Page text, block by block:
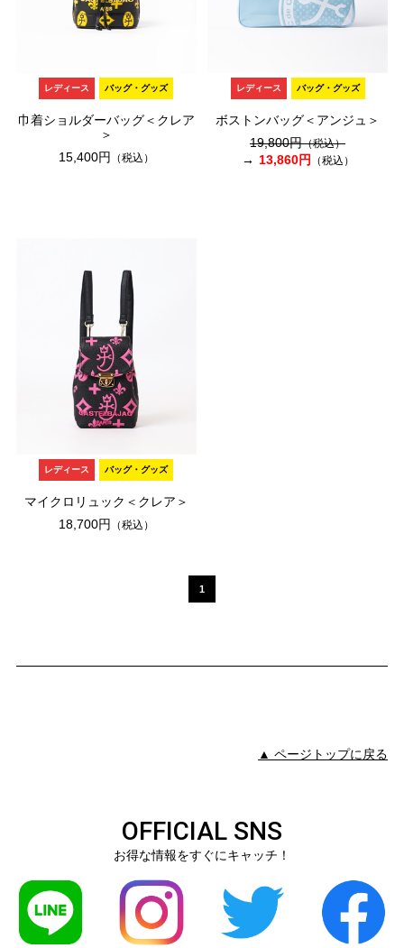
レディース バッグ・グッズ
巾着ショルダーバッグ＜クレア
＞
15,400円
（税込）
レディース バッグ・グッズ
ボストンバッグ＜アンジュ＞
19,800円（税込）
13,860円 （税込）
レディース バッグ・グッズ
マイクロリュック＜クレア＞
18,700円
（税込）
1
▲ ページトップに戻る
OFFICIAL SNS
お得な情報をすぐにキャッチ！